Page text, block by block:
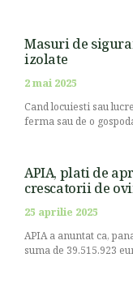
Masuri de
izolate
2 mai 2025
Cand locuiesti sau
ferma sau de o
APIA, plati de
crescatorii de
25 aprilie 2025
APIA a anuntat ca,
suma de 39.515.923